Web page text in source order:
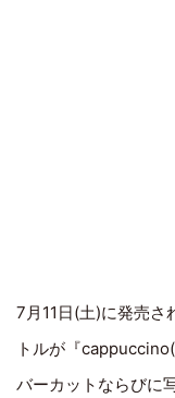
7月11日(土)に発売さ
トルが『
バーカットならびに